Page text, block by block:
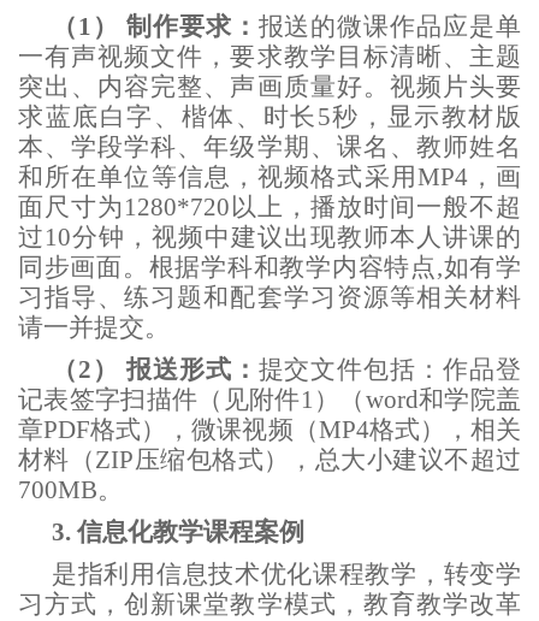
（1） 制作要求： 报送的微课作品应是单
一有声视频文件，要求教学目标清晰、主题
突出、内容完整、声画质量好。视频片头要
求蓝底白字、楷体、时长 5秒，显示教材版
本、学段学科、年级学期、课名、教师姓名
和所在单位等信息，视频格式采用MP4，画
面尺寸为1280*720以上，播放时间一般不超
过10分钟，视频中建议出现教师本人讲课的
同步画面。根据学科和教学内容特点,如有学
习指导、练习题和配套学习资源等相关材料
请一并提交。
（2） 报送形式： 提交文件包括：作品登
记表签字扫描件（见附件1）（word和学院盖
章PDF格式），微课视频（MP4格式），相关
材料（ZIP压缩包格式），总大小建议不超过
700MB。
3. 信息化教学课程案例
是指利用信息技术优化课程教学，转变学
习方式，创新课堂教学模式，教育教学改革